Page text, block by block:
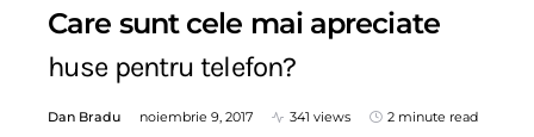
Care sunt cele mai apreciate
huse pentru telefon?
Dan Bradu noiembrie 9, 2017 341 views 2 minute read